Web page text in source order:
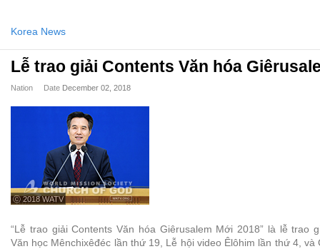
Korea News
Lễ trao giải Contents Văn hóa
Nation Date December 02, 2018
ⓒ 2018 WATV
“Lễ trao giải Contents Văn hóa Giêrusalem Mới 2018” là lễ trao
Văn học Mênchixêđéc lần thứ 19, Lễ hội video Êlôhim lần thứ 4,